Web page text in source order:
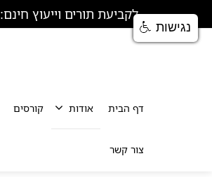
לקביעת תורים וייעוץ חינם: 04-6407757
דף הבית אודות קורסים
צור קשר
נגישות